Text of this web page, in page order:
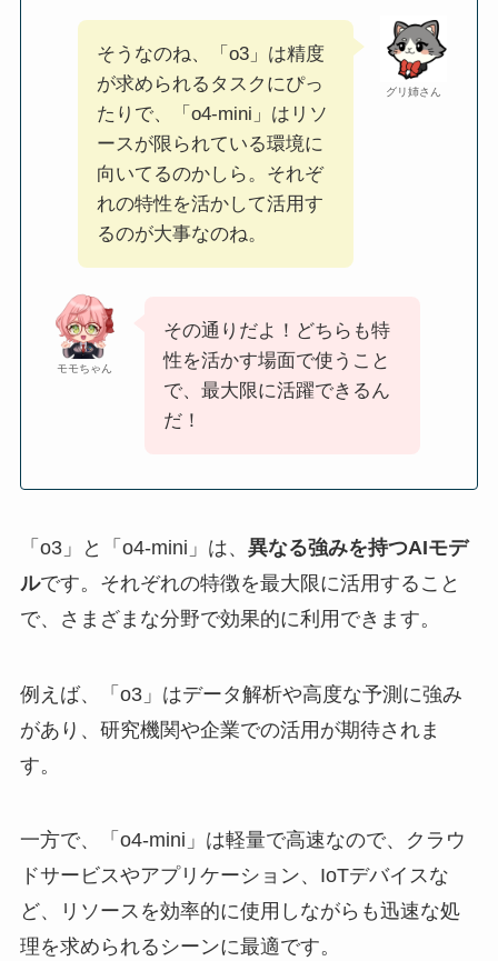
グリ姉さん
そうなのね、「o3」は精度
が求められるタスクにぴっ
たりで、「o4-mini」はリソ
ースが限られている環境に
向いてるのかしら。それぞ
れの特性を活かして活用す
るのが大事なのね。
モモちゃん
その通りだよ！どちらも特
性を活かす場面で使うこと
で、最大限に活躍できるん
だ！
「o3」と「o4-mini」は、 異なる強みを持つAIモデ
ルです。それぞれの特徴を最大限に活用すること
で、さまざまな分野で効果的に利用できます。
例えば、「o3」はデータ解析や高度な予測に強み
があり、研究機関や企業での活用が期待されま
す。
一方で、「o4-mini」は軽量で高速なので、クラウ
ドサービスやアプリケーション、IoTデバイスな
ど、リソースを効率的に使用しながらも迅速な処
理を求められるシーンに最適です。